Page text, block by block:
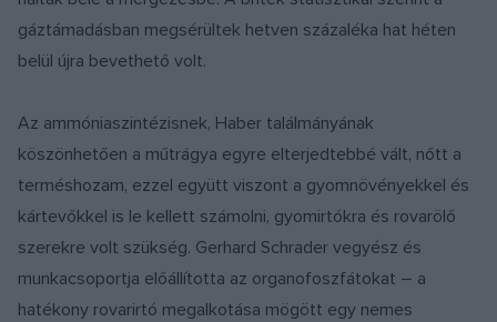
gáztámadásban megsérültek hetven százaléka hat héten
belül újra bevethető volt.
Az ammóniaszintézisnek, Haber találmányának
köszönhetően a műtrágya egyre elterjedtebbé vált, nőtt a
terméshozam, ezzel együtt viszont a gyomnövényekkel és
kártevőkkel is le kellett számolni, gyomirtókra és rovarölő
szerekre volt szükség. Gerhard Schrader vegyész és
munkacsoportja előállította az organofoszfátokat – a
hatékony rovarirtó megalkotása mögött egy nemes